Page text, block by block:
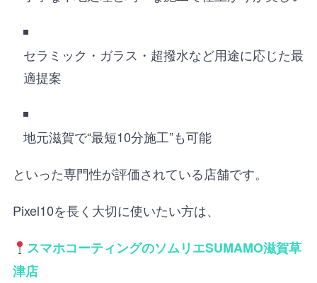
セラミック・ガラス・超撥水など用途に応じた最
適提案
地元滋賀で“最短10分施工”も可能
といった専門性が評価されている店舗です。
Pixel10を長く大切に使いたい方は、
スマホコーティングのソムリエSUMAMO滋賀草
津店